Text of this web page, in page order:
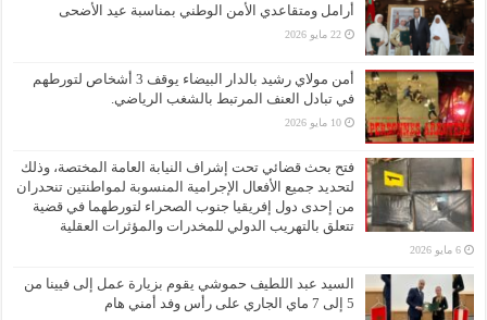
أرامل ومتقاعدي الأمن الوطني بمناسبة عيد الأضحى
22 مايو 2026
أمن مولاي رشيد بالدار البيضاء يوقف 3 أشخاص لتورطهم
في تبادل العنف المرتبط بالشغب الرياضي.
10 مايو 2026
فتح بحث قضائي تحت إشراف النيابة العامة المختصة، وذلك
لتحديد جميع الأفعال الإجرامية المنسوبة لمواطنتين تنحدران
من إحدى دول إفريقيا جنوب الصحراء لتورطهما في قضية
تتعلق بالتهريب الدولي للمخدرات والمؤثرات العقلية
6 مايو 2026
السيد عبد اللطيف حموشي يقوم بزيارة عمل إلى فيينا من
5 إلى 7 ماي الجاري على رأس وفد أمني هام